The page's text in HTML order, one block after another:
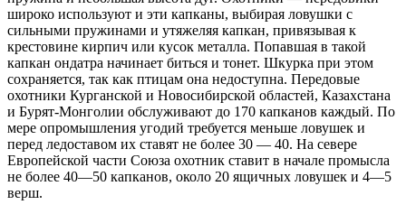
широко используют и эти капканы, выбирая ловушки с
сильными пружинами и утяжеляя капкан, привязывая к
крестовине кирпич или кусок металла. Попавшая в такой
капкан ондатра начинает биться и тонет. Шкурка при этом
сохраняется, так как птицам она недоступна. Передовые
охотники Курганской и Новосибирской областей, Казахстана
и Бурят-Монголии обслуживают до 170 капканов каждый. По
мере опромышления угодий требуется меньше ловушек и
перед ледоставом их ставят не более 30 — 40. На севере
Европейской части Союза охотник ставит в начале промысла
не более 40—50 капканов, около 20 ящичных ловушек и 4—5
верш.